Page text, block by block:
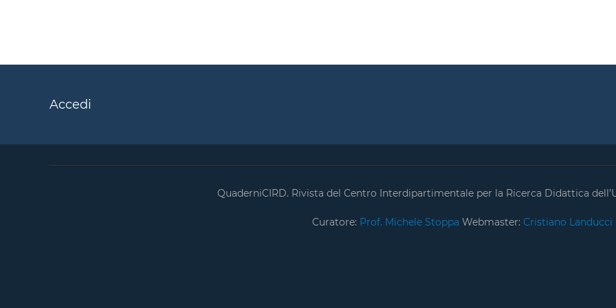
Accedi
QuaderniCIRD. Rivista del Centro Interdipartimentale per la Ricerca Didattica
Curatore: Prof. Michele Stoppa Webmaster: Cristiano Landucci